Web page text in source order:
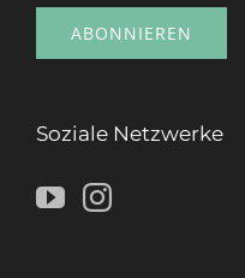
Soziale Netzwerke